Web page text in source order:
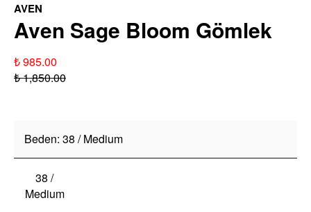
AVEN
Aven Sage Bloom Gömlek
₺ 985.00
₺ 1,850.00
Beden: 38 / Medium
38 /
Medium